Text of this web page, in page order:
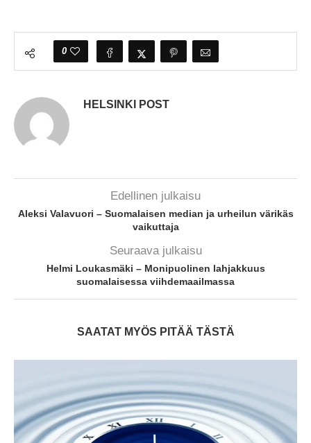
0
HELSINKI POST
Edellinen julkaisu
Aleksi Valavuori – Suomalaisen median ja urheilun värikäs
vaikuttaja
Seuraava julkaisu
Helmi Loukasmäki – Monipuolinen lahjakkuus
suomalaisessa viihdemaailmassa
SAATAT MYÖS PITÄÄ TÄSTÄ